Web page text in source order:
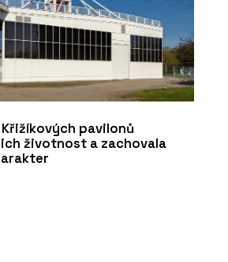
pavilonů
životnost a zachovala